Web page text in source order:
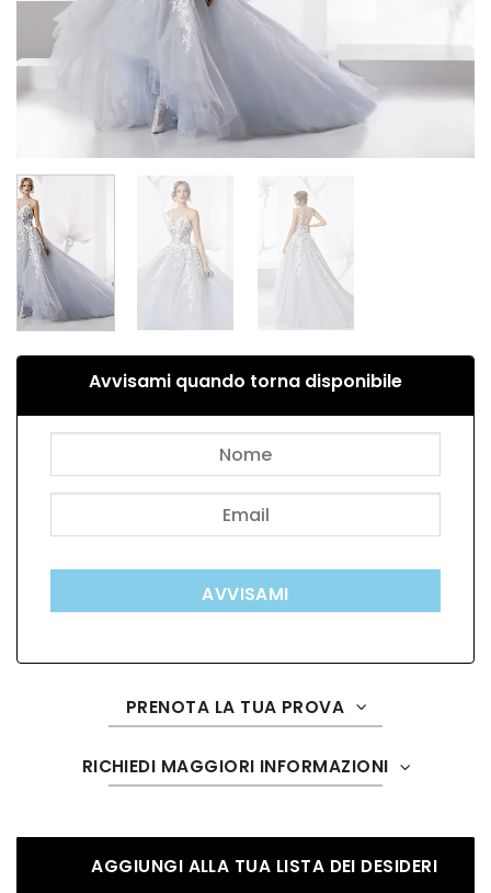
Avvisami quando torna disponibile
AVVISAMI
PRENOTA LA TUA PROVA
RICHIEDI MAGGIORI INFORMAZIONI
AGGIUNGI ALLA TUA LISTA DEI DESIDERI